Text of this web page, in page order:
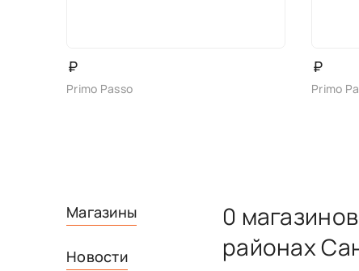
₽
Primo Passo
₽
Primo
Магазины
Новости
0
районах